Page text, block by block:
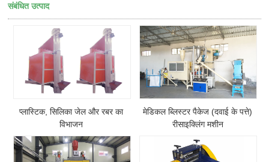
संबंधित उत्पाद
प्लास्टिक, सिलिका जेल और रबर का
विभाजन
मेडिकल ब्लिस्टर पैकेज (दवाई के पत्ते)
रीसाइक्लिंग मशीन